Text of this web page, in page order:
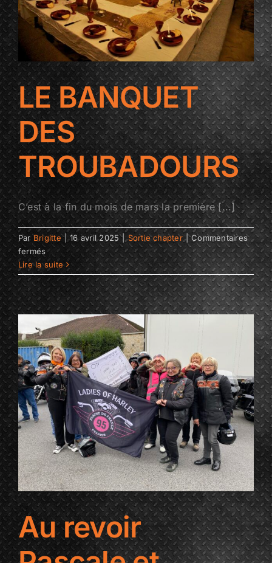
LE BANQUET
DES
TROUBADOURS
C’est à la fin du mois de mars la première [...]
ParBrigitte | 16 avril 2025 | Sortie chapter | Commentaires
ferméssur
LE
BANQUET
DES
TROUBADOURS
Lire la suite
Au revoir